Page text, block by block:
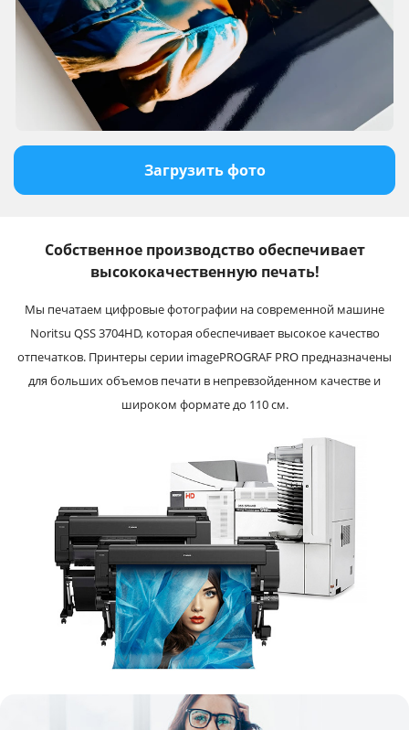
Загрузить фото
Собственное производство обеспечивает
высококачественную печать!
Мы печатаем цифровые фотографии на современной машине
Noritsu QSS 3704HD, которая обеспечивает высокое качество
отпечатков. Принтеры серии imagePROGRAF PRO предназначены
для больших объемов печати в непревзойденном качестве и
широком формате до 110 см.